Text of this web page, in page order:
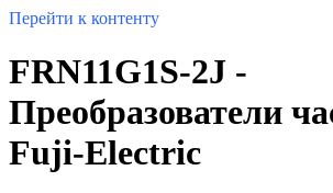
Перейти к контенту
FRN11G1S-2J -
Преобразователи
Fuji-Electric